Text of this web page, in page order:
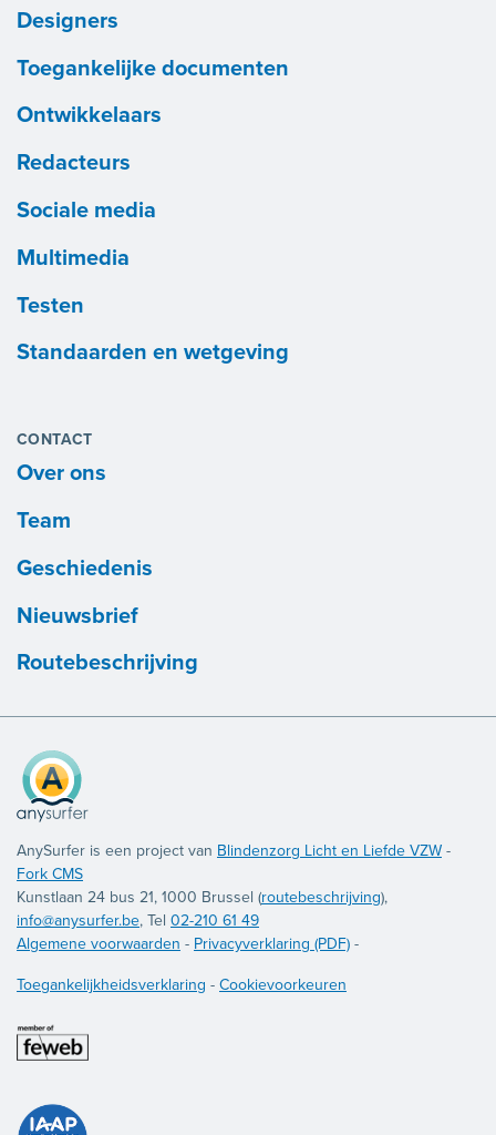
Designers
Toegankelijke documenten
Ontwikkelaars
Redacteurs
Sociale media
Multimedia
Testen
Standaarden en wetgeving
CONTACT
Over ons
Team
Geschiedenis
Nieuwsbrief
Routebeschrijving
AnySurfer is een project van Blindenzorg Licht en Liefde VZW -
Fork CMS
Kunstlaan 24 bus 21, 1000 Brussel (routebeschrijving),
info@anysurfer.be, Tel 02-210 61 49
Algemene voorwaarden - Privacyverklaring (PDF) -
Toegankelijkheidsverklaring - Cookievoorkeuren